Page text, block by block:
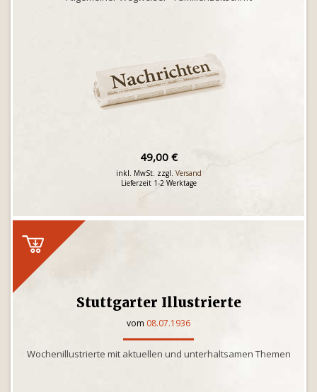
49,00 €
inkl. MwSt. zzgl. Versand
Lieferzeit 1-2 Werktage
Stuttgarter Illustrierte
vom 08.07.1936
Wochenillustrierte mit aktuellen und unterhaltsamen Themen